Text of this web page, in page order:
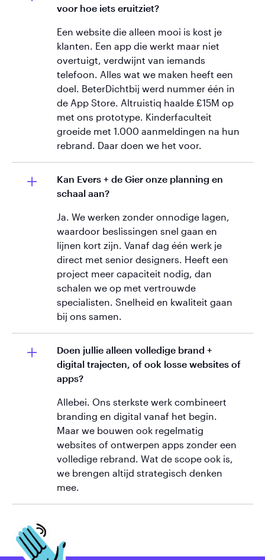
voor hoe iets eruitziet?
Een website die alleen mooi is kost je
klanten. Een app die werkt maar niet
overtuigt, verdwijnt van iemands
telefoon. Alles wat we maken heeft een
doel. BeterDichtbij werd nummer één in
de App Store. Altruistiq haalde £15M op
met ons prototype. Kinderfaculteit
groeide met 1.000 aanmeldingen na hun
rebrand. Daar doen we het voor.
Kan Evers + de Gier onze planning en
schaal aan?
Ja. We werken zonder onnodige lagen,
waardoor beslissingen snel gaan en
lijnen kort zijn. Vanaf dag één werk je
direct met senior designers. Heeft een
project meer capaciteit nodig, dan
schalen we op met vertrouwde
specialisten. Snelheid en kwaliteit gaan
bij ons samen.
Doen jullie alleen volledige brand +
digital trajecten, of ook losse websites of
apps?
Allebei. Ons sterkste werk combineert
branding en digital vanaf het begin.
Maar we bouwen ook regelmatig
websites of ontwerpen apps zonder een
volledige rebrand. Wat de scope ook is,
we brengen altijd strategisch denken
mee.